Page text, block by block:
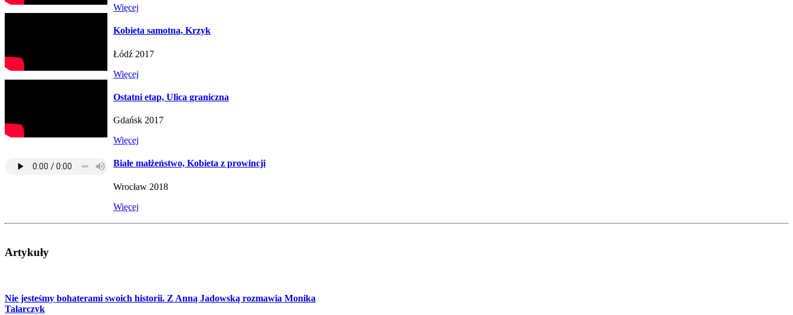
Więcej
Kobieta samotna, Krzyk
Łódź 2017
Więcej
Ostatni etap, Ulica graniczna
Gdańsk 2017
Więcej
Białe małżeństwo, Kobieta z prowincji
Wrocław 2018
Więcej
Artykuły
Nie jesteśmy bohaterami swoich historii. Z Anną Jadowską rozmawia Monika
Talarczyk